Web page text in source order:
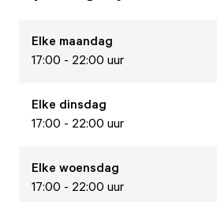
Elke maandag
17:00 - 22:00 uur
Elke dinsdag
17:00 - 22:00 uur
Elke woensdag
17:00 - 22:00 uur